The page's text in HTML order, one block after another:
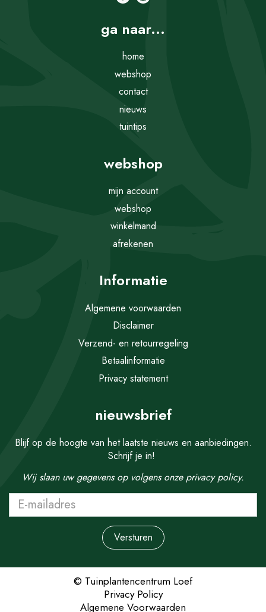
ga naar...
home
webshop
contact
nieuws
tuintips
webshop
mijn account
webshop
winkelmand
afrekenen
Informatie
Algemene voorwaarden
Disclaimer
Verzend- en retourregeling
Betaalinformatie
Privacy statement
nieuwsbrief
Blijf op de hoogte van het laatste nieuws en aanbiedingen.
Schrijf je in!
Wij slaan uw gegevens op volgens onze privacy policy.
© Tuinplantencentrum Loef
Privacy Policy
Algemene Voorwaarden